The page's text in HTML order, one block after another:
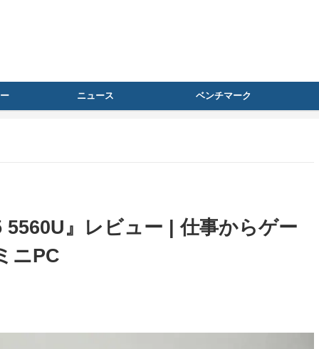
ニュース ベンチマーク
』レビュー | 仕事からゲー
ニPC